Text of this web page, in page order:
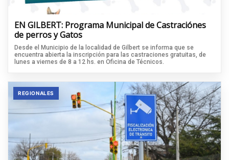
EN GILBERT: Programa Municipal de Castraciónes
de perros y Gatos
Desde el Municipio de la localidad de Gilbert se informa que se
encuentra abierta la inscripción para las castraciones gratuitas, de
lunes a viernes de 8 a 12 hs. en Oficina de Técnicos.
REGIONALES